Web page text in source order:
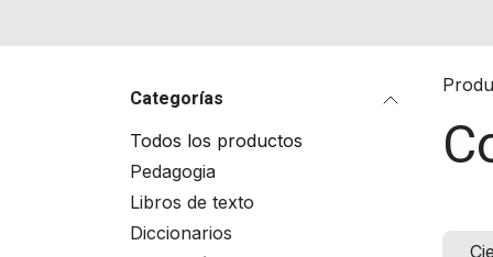
Categorías
Todos los productos
Pedagogia
Libros de texto
Diccionarios